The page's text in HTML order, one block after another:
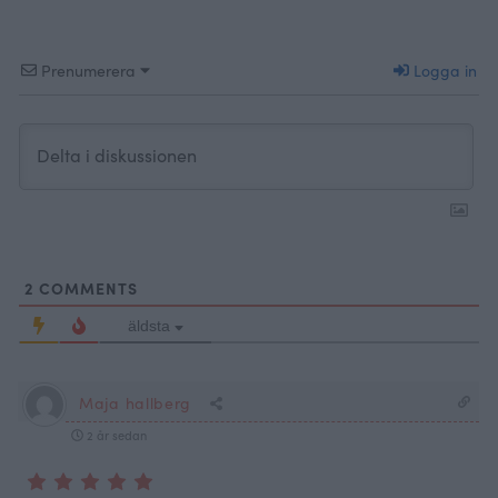
Prenumerera Logga in
2 COMMENTS
äldsta
Maja hallberg
2 år sedan